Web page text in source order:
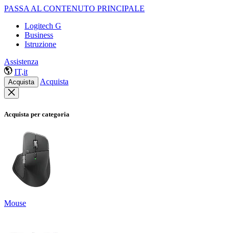
PASSA AL CONTENUTO PRINCIPALE
Logitech G
Business
Istruzione
Assistenza
IT,it
Acquista Acquista
Acquista per categoria
Mouse